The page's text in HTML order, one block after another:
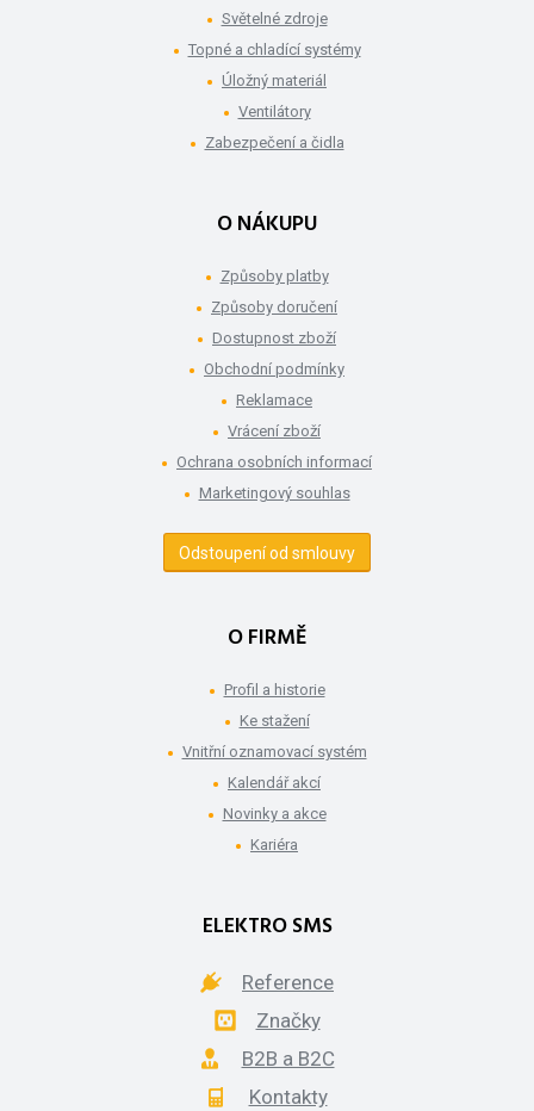
Světelné zdroje
Topné a chladící systémy
Úložný materiál
Ventilátory
Zabezpečení a čidla
O NÁKUPU
Způsoby platby
Způsoby doručení
Dostupnost zboží
Obchodní podmínky
Reklamace
Vrácení zboží
Ochrana osobních informací
Marketingový souhlas
Odstoupení od smlouvy
O FIRMĚ
Profil a historie
Ke stažení
Vnitřní oznamovací systém
Kalendář akcí
Novinky a akce
Kariéra
ELEKTRO SMS
Reference
Značky
B2B a B2C
Kontakty